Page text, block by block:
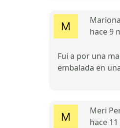
hace 9
Fui a por una
embalada en
Meri
hace